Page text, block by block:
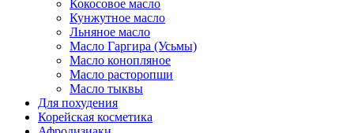
Кокосовое масло
Кунжутное масло
Льняное масло
Масло Гаргира (Усьмы)
Масло конопляное
Масло расторопши
Масло тыквы
Для похудения
Корейская косметика